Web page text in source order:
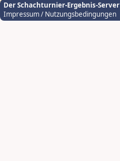
Der Schachturnier-Ergebnis-Server
Impressum / Nutzungsbedingungen